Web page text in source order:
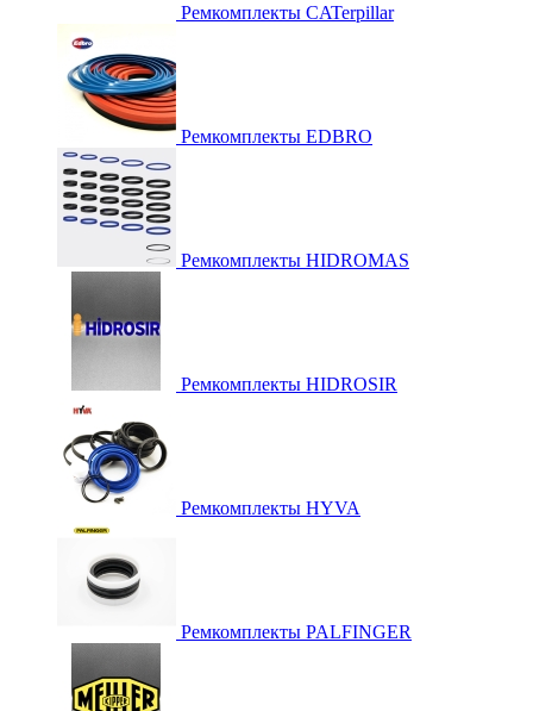
Ремкомплекты CATerpillar
Ремкомплекты EDBRO
Ремкомплекты HIDROMAS
Ремкомплекты HIDROSIR
Ремкомплекты HYVA
Ремкомплекты PALFINGER